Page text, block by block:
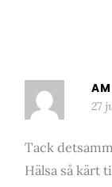
27
Tack
Hälsa så kärt